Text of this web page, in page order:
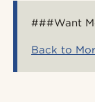
###Want
Back to